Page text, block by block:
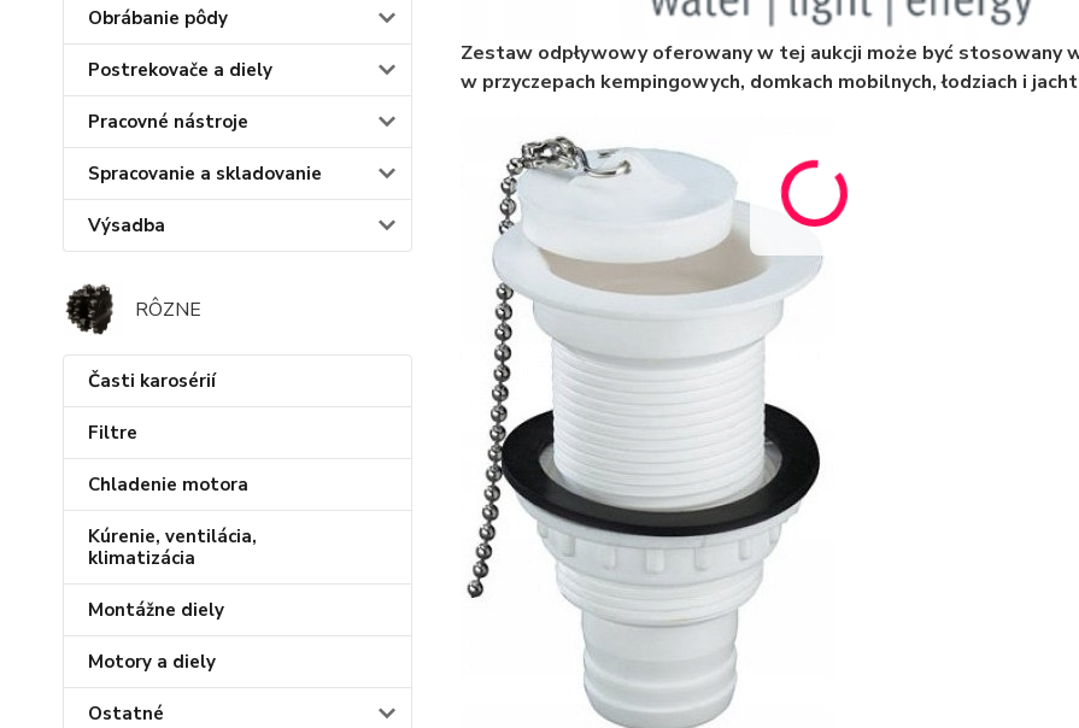
Obrábanie pôdy
Postrekovače a diely
Pracovné nástroje
Spracovanie a skladovanie
Výsadba
RÔZNE
Časti karosérií
Filtre
Chladenie motora
Kúrenie, ventilácia,
klimatizácia
Montážne diely
Motory a diely
Ostatné
Zestaw odpływowy oferowany w tej aukcji może być stosowany
w przyczepach kempingowych, domkach mobilnych,łodziach i